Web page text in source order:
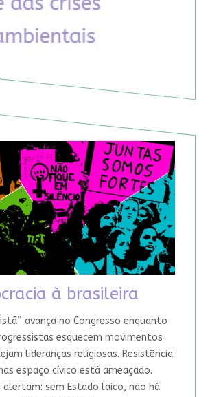
à brasileira
avança no Congresso enquanto
esquecem movimentos
lideranças religiosas. Resistência
espaço cívico está ameaçado.
alertam: sem Estado laico, não há